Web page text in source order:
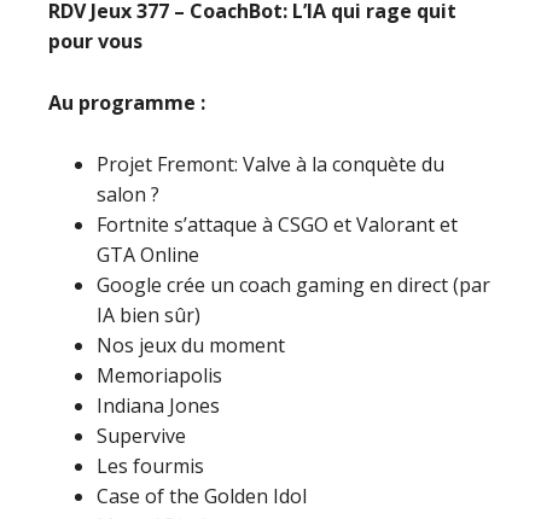
RDV Jeux 377 – CoachBot: L’IA qui rage quit
pour vous
Au programme :
Projet Fremont: Valve à la conquète du
salon ?
Fortnite s’attaque à CSGO et Valorant et
GTA Online
Google crée un coach gaming en direct (par
IA bien sûr)
Nos jeux du moment
Memoriapolis
Indiana Jones
Supervive
Les fourmis
Case of the Golden Idol